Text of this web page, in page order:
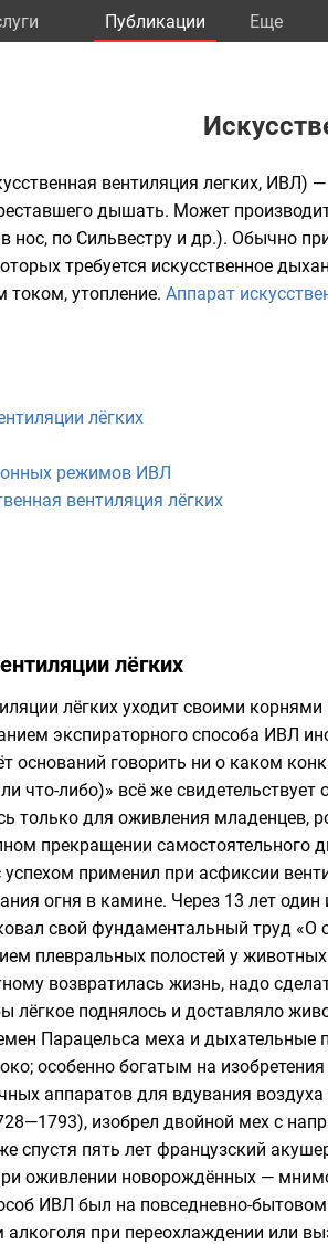
Публикации Eще
вентиляция легких, ИВЛ)
дышать. Может
нос, по Сильвестру и др.). Обычно
требуется искусственное
током, утопление. Аппарат
лёгких
режимов ИВЛ
вентиляция лёгких
лёгких
лёгких уходит своими
экспираторного способа ИВЛ
оснований говорить ни о каком
что-либо)» всё же
только для оживления младенцев,
прекращении самостоятельного
применил при асфиксии
огня в камине. Через 13 лет
свой фундаментальный труд «О
плевральных полостей у
возвратилась жизнь, надо
лёгкое поднялось и доставляло
Парацельса меха и
особенно богатым на
аппаратов для вдувания
изобрел двойной мех с
спустя пять лет французский
оживлении новорождённых —
ИВЛ был на повседневно-
алкоголя при переохлаждении или